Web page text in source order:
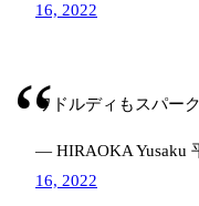
16, 2022
ワドルディもスパー
— HIRAOKA Yusaku
16, 2022